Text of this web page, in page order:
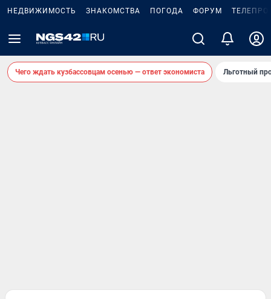
НЕДВИЖИМОСТЬ ЗНАКОМСТВА ПОГОДА ФОРУМ
Чего ждать кузбассовцам осенью — ответ экономиста Льготный